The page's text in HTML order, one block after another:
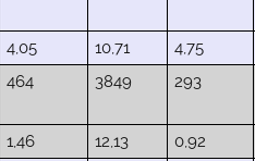
4,05 10,71
4,75
464 3849 293
1,46 12,13 0,92